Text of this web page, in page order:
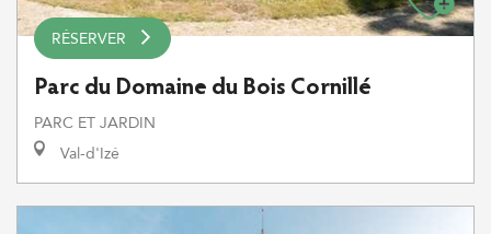
RÉSERVER
Parc du Domaine du Bois Cornillé
PARC ET JARDIN
Val-d'Izé